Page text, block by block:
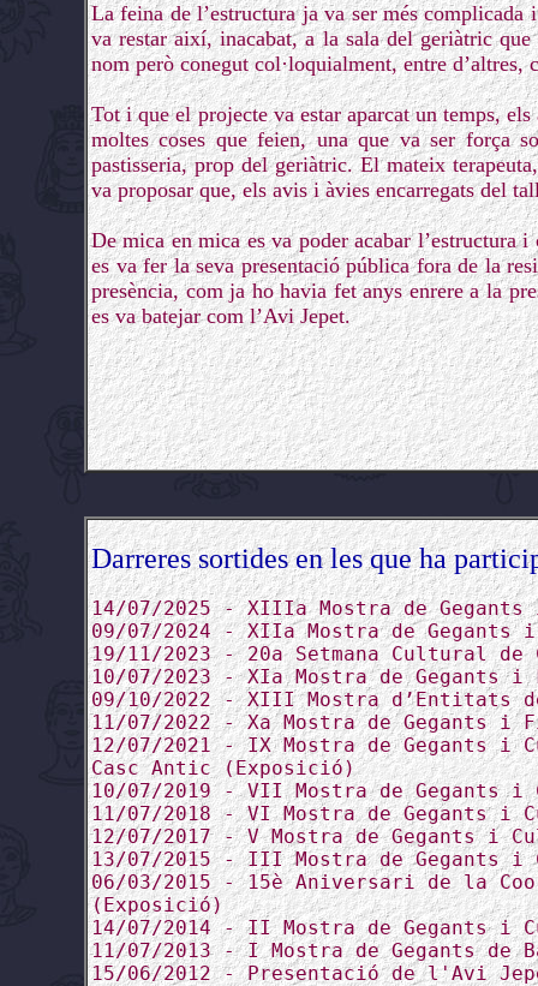
La feina de l’estructura ja va ser més
va restar així, inacabat, a la sala del geriàtric
nom però conegut col·loquialment, entre
Tot i que el projecte va estar aparcat un temps,
moltes coses que feien, una que va ser força
pastisseria, prop del geriàtric. El mateix
va proposar que, els avis i àvies encarregats del
De mica en mica es va poder acabar
es va fer la seva presentació pública fora de la
presència, com ja ho havia fet anys enrere a la
es va batejar com l’Avi Jepet.
Darreres sortides en les que ha
14/07/2025 - XIIIa Mostra de
09/07/2024 - XIIa Mostra de Gegants
19/11/2023 - 20a Setmana Cultural de
10/07/2023 - XIa Mostra de Gegants i
09/10/2022 - XIII Mostra d’Entitats
11/07/2022 - Xa Mostra de Gegants i
12/07/2021 - IX Mostra de Gegants i
Casc Antic (Exposició)
10/07/2019 - VII Mostra de Gegants
11/07/2018 - VI Mostra de Gegants i
12/07/2017 - V Mostra de Gegants i
13/07/2015 - III Mostra de Gegants i
06/03/2015 - 15è Aniversari de la
(Exposició)
14/07/2014 - II Mostra de Gegants i
11/07/2013 - I Mostra de Gegants de
15/06/2012 - Presentació de l'Avi